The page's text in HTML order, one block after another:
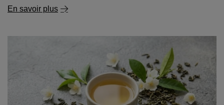
Thé au jasmin - propriétés et effets. Comment